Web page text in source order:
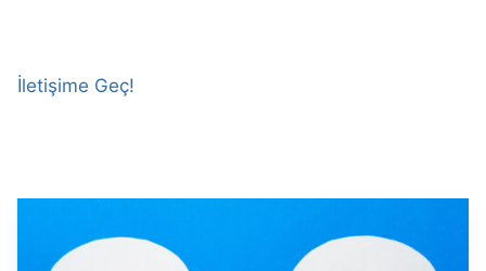
İletişime Geç!